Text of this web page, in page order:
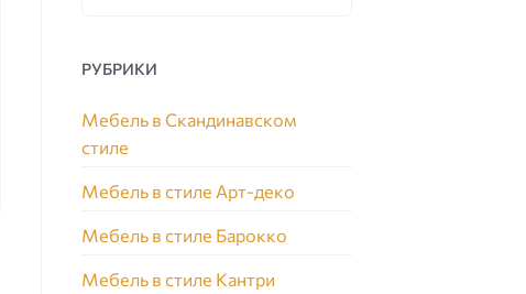
РУБРИКИ
Мебель в Скандинавском
стиле
Мебель в стиле Арт-деко
Мебель в стиле Барокко
Мебель в стиле Кантри